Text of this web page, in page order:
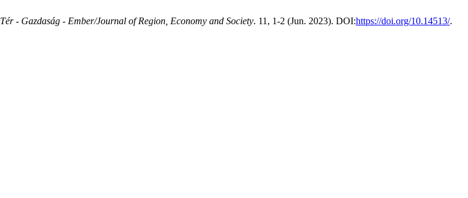
Tér - Gazdaság - Ember/Journal of Region, Economy and Society. 11, 1-2 (Jun. 2023). DOI:https://doi.org/10.14513/.